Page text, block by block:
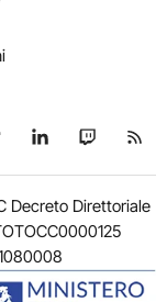
Telegram
su TikTok
Seguici su
Seguici
Decreto Direttoriale